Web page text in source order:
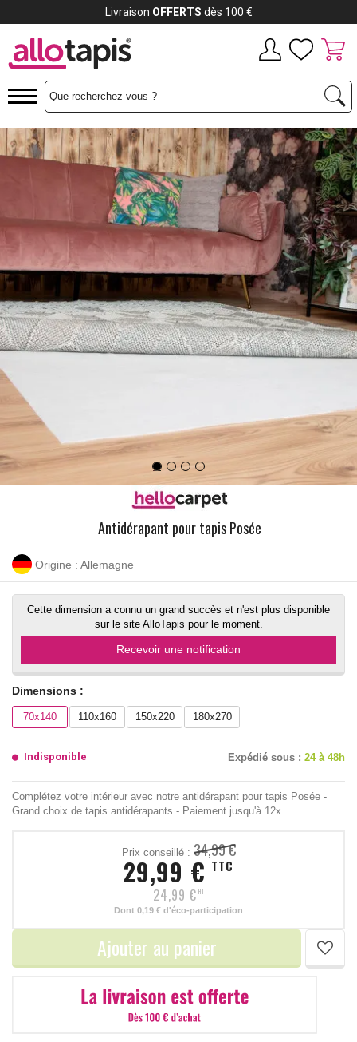
Antidérapant pour tapis Posée
Origine : Allemagne
Cette dimension a connu un grand succès et n'est plus disponible
sur le site AlloTapis pour le moment.
Recevoir une notification
Dimensions :
70x140 110x160 150x220 180x270
Indisponible Expédié sous : 24 à 48h
Complétez votre intérieur avec notre antidérapant pour tapis Posée -
Grand choix de tapis antidérapants - Paiement jusqu'à 12x
Prix conseillé : 34,99 €
29,99 € TTC
24,99 € HT
Dont 0,19 € d'éco-participation
Ajouter au panier
LivraisonOFFERTSdès 100 €